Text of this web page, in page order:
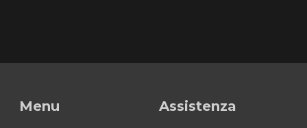
Menu Assistenza